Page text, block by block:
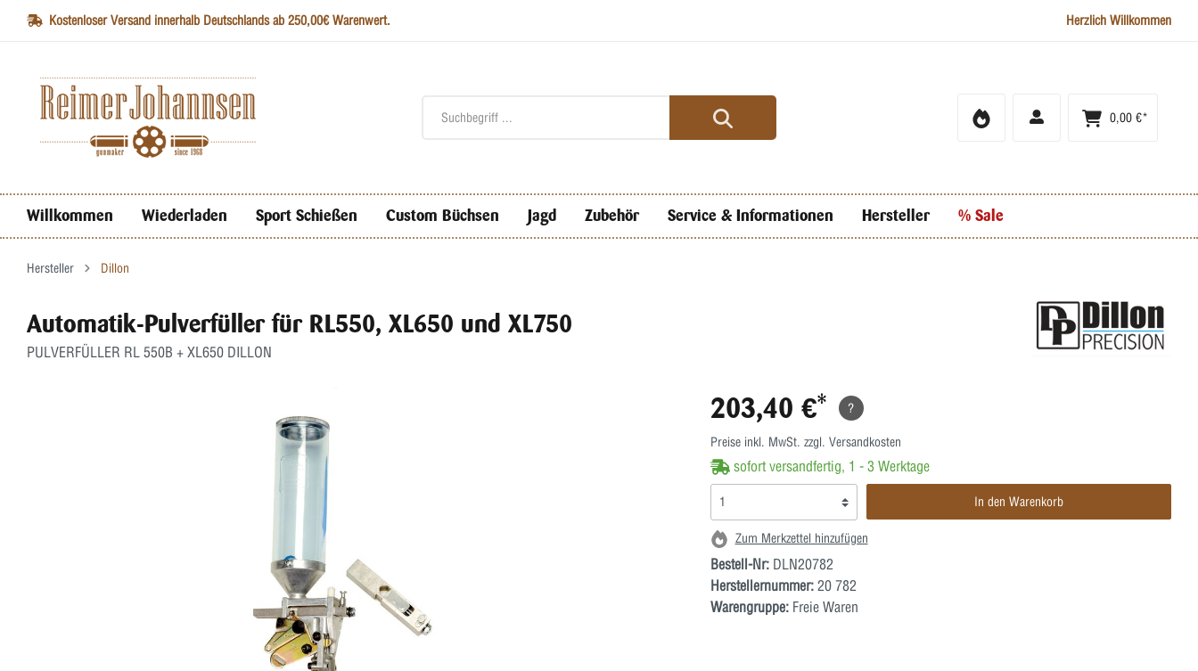
Kostenloser Versand innerhalb Deutschlands ab 250,00€ Warenwert. Herzlich Willkommen
0,00 €*
Willkommen Wiederladen Sport Schießen Custom Büchsen Jagd Zubehör Service & Informationen Hersteller % Sale
Hersteller Dillon
Automatik-Pulverfüller für RL550, XL650 und XL750
PULVERFÜLLER RL 550B + XL650 DILLON
203,40 €* ?
Preise inkl. MwSt. zzgl. Versandkosten
sofort versandfertig, 1 - 3 Werktage
In den Warenkorb
Zum Merkzettel hinzufügen
Bestell-Nr: DLN20782
Herstellernummer: 20 782
Warengruppe:Freie Waren